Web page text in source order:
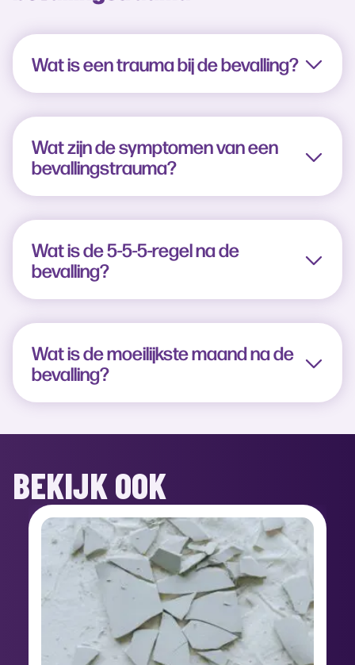
Wat is een trauma bij de bevalling?
Wat zijn de symptomen van een
bevallingstrauma?
Wat is de 5-5-5-regel na de
bevalling?
Wat is de moeilijkste maand na de
bevalling?
BEKIJK OOK